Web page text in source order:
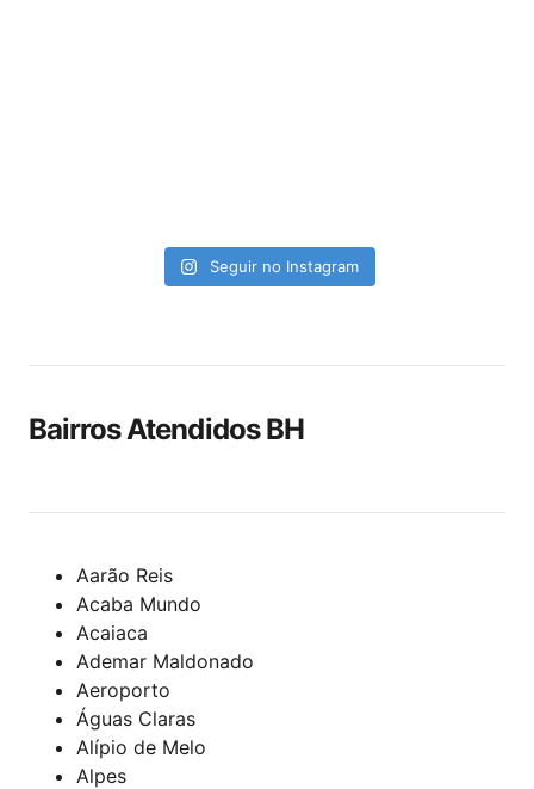
Seguir no Instagram
Bairros Atendidos BH
Aarão Reis
Acaba Mundo
Acaiaca
Ademar Maldonado
Aeroporto
Águas Claras
Alípio de Melo
Alpes